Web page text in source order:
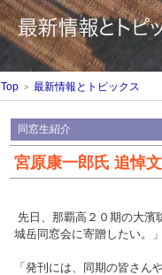
Top > 最新情報とトピックス
同窓生紹介
宮原康一郎氏 追悼
先日、那覇高２０期の大濱
城岳同窓会に寄贈したい。
「発刊には、同期の皆さん